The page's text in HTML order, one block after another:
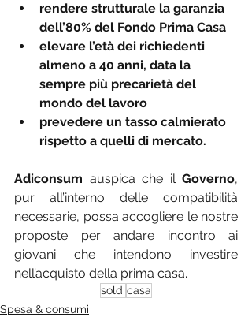
rendere strutturale la garanzia
dell’80% del Fondo Prima Casa
elevare l’età dei richiedenti
almeno a 40 anni, data la
sempre più precarietà del
mondo del lavoro
prevedere un tasso calmierato
rispetto a quelli di mercato.
Adiconsum auspica che il Governo,
pur all’interno delle compatibilità
necessarie, possa accogliere le nostre
proposte per andare incontro ai
giovani che intendono investire
nell’acquisto della prima casa.
soldicasa
Spesa & consumi